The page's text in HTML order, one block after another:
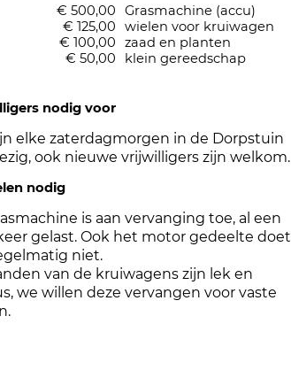
€ 500,00
Grasmachine (accu)
€ 125,00
wielen voor kruiwagen
€ 100,00
zaad en planten
€ 50,00 klein gereedschap
nodig voor
elke zaterdagmorgen in de Dorpstuin
ook nieuwe vrijwilligers zijn welkom.
nodig
is aan vervanging toe, al een
gelast. Ook het motor gedeelte doet
niet.
van de kruiwagens zijn lek en
we willen deze vervangen voor vaste